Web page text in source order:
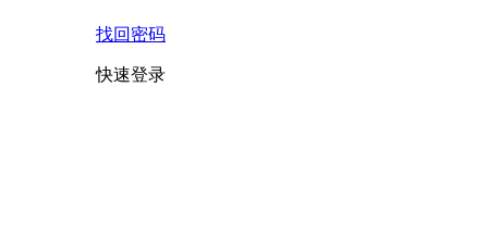
找回密码
快速登录